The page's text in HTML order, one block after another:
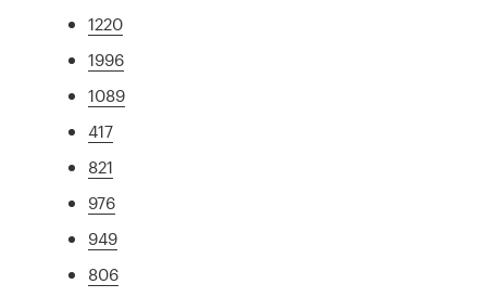
1220
1996
1089
417
821
976
949
806